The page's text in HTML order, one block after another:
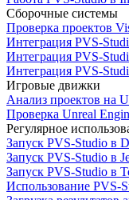
Сборочные системы
Проверка проектов
Интеграция PVS-
Интеграция PVS-
Интеграция PVS-
Игровые движки
Анализ проектов на
Проверка Unreal
Регулярное
Запуск PVS-Studio в
Запуск PVS-Studio в
Запуск PVS-Studio в
Использование PVS-